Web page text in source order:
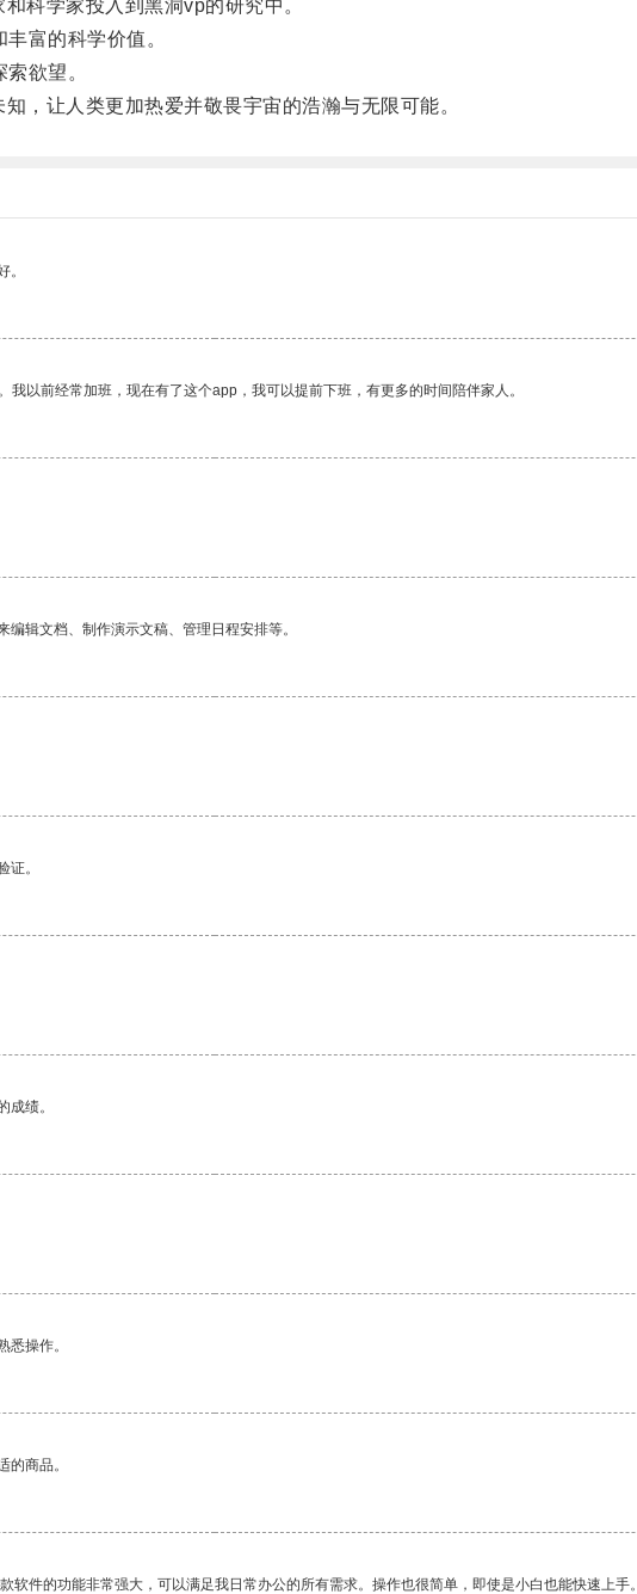
科学家投入到黑洞vp的研究中。
富的科学价值。
欲望。
让人类更加热爱并敬畏宇宙的浩瀚与无限可能。
。
以前经常加班，现在有了这个app，我可以提前下班，有更多的时间陪伴家人。
辑文档、制作演示文稿、管理日程安排等。
。
绩。
操作。
商品。
件的功能非常强大，可以满足我日常办公的所有需求。操作也很简单，即使是小白也能快速上手。